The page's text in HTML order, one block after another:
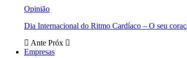
Opinião
Dia Internacional do Ritmo Cardíaco – O seu
Ante Próx
Empresas